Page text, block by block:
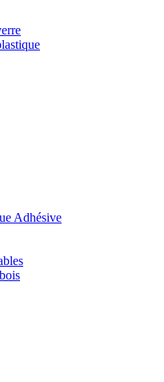
Adhésive